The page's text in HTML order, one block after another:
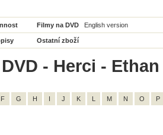
Filmy na DVD English version
Ostatní zboží
- Herci -
F G H I J K L M N O P